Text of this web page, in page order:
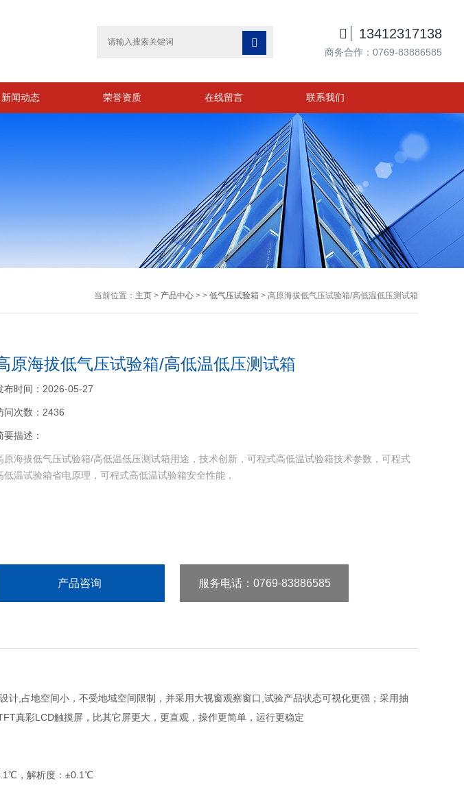

 13412317138
商务合作：0769-83886585
新闻动态 荣誉资质 在线留言 联系我们
当前位置： 主页> 产品中心> > 低气压试验箱 > 高原海拔低气压试验箱/高低温低压测试箱
原海拔低气压试验箱/高低温低压测试箱
布时间：2026-05-27
问次数：2436
要描述：
原海拔低气压试验箱/高低温低压测试箱用途，技术创新，可程式高低温试验箱技术参数，可程式
低温试验箱省电原理，可程式高低温试验箱安全性能，
产品咨询 服务电话：0769-83886585
计,占地空间小，不受地域空间限制，并采用大视窗观察窗口,试验产品状态可视化更强；采用抽
真彩LCD触摸屏，比其它屏更大，更直观，操作更简单，运行更稳定
，解析度：±0.1℃